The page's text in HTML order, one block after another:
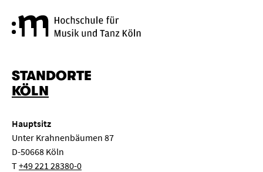
STANDORTE
KÖLN
Hauptsitz
Unter Krahnenbäumen 87
D-50668 Köln
T+49 221 28380-0